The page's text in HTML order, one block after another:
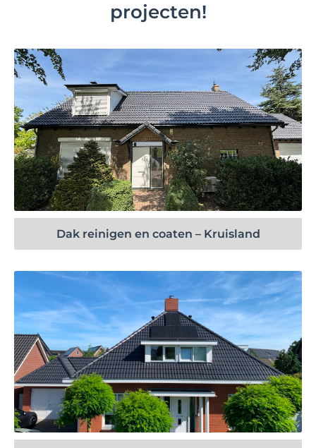
projecten!
Bekijk project
Dak reinigen en coaten – Kruisland
Bekijk project